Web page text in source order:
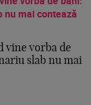
vine vorba de
slab nu mai